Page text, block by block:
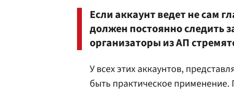
Если аккаунт ведет не сам
должен постоянно следить
организаторы из АП
У всех этих аккаунтов,
быть практическое